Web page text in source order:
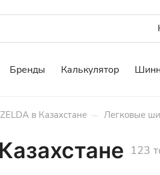
Бренды Калькулятор
в Казахстане – Легковые
123